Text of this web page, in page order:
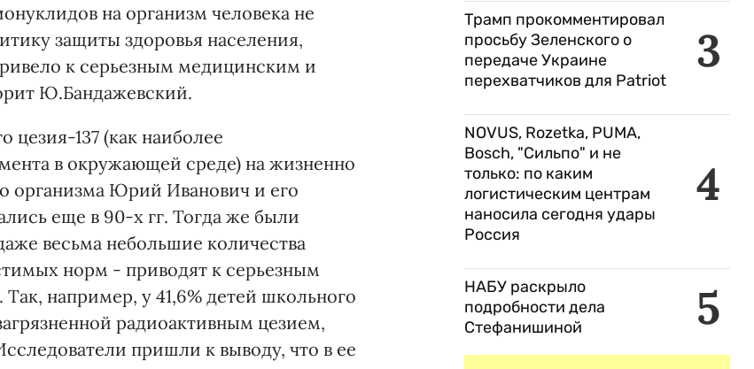
на организм человека не
защиты здоровья населения,
к серьезным медицинским и
Ю.Бандажевский.
137 (как наиболее
в окружающей среде) на жизненно
организма Юрий Иванович и его
еще в 90-х гг. Тогда же были
весьма небольшие количества
норм - приводят к серьезным
например, у 41,6% детей школьного
радиоактивным цезием,
пришли к выводу, что в ее
3
Трамп прокомментировал
просьбу Зеленского о
передаче Украине
перехватчиков для Patriot
4
NOVUS, Rozetka, PUMA,
Bosch, "Сильпо" и не
только: по каким
логистическим центрам
наносила сегодня удары
Россия
5
НАБУ раскрыло
подробности дела
Стефанишиной